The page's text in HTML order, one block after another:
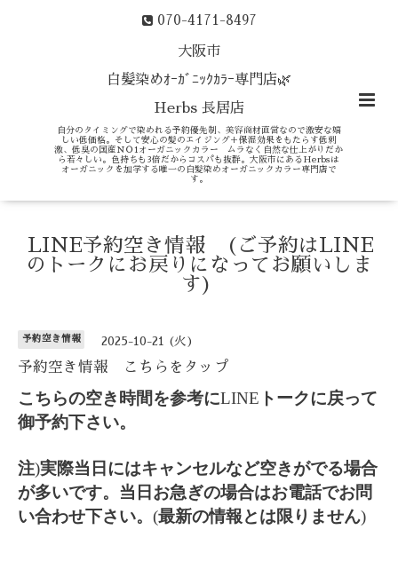
070-4171-8497
大阪市
白髪染めｵｰｶﾞﾆｯｸｶﾗｰ専門店🌿
Herbs 長居店
自分のタイミングで染めれる予約優先制、美容商材直営なので激安な嬉
しい低価格。そして安心の髪のエイジング＋保湿効果をもたらす低刺
激、低臭の国産ＮＯ1オーガニックカラー ムラなく自然な仕上がりだか
ら若々しい。色持ちも3倍だからコスパも抜群。大阪市にあるHerbsは
オーガニックを加学する唯一の白髪染めオーガニックカラー専門店で
す。
LINE予約空き情報 (ご予約はLINE
のトークにお戻りになってお願いしま
す)
予約空き情報 2025-10-21 (火)
予約空き情報 こちらをタップ
こちらの空き時間を参考にLINE トークに戻って
御予約下さい。
注)実際当日にはキャンセルなど空きがでる場合
が多いです。当日お急ぎの場合はお電話でお問
い合わせ下さい。 (最新の情報とは限りません)